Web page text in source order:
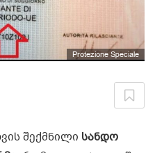
Protezione Speciale
შექმნილი სანდო